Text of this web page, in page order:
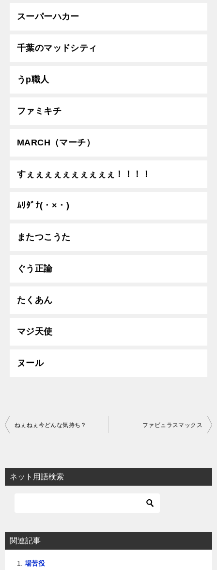
スーパーハカー
千葉のマッドシティ
うp職人
ファミキチ
MARCH（マーチ）
すぇぇぇぇぇぇぇぇぇぇ！！！！
ﾑﾘﾀﾞﾅ(・×・)
またつこうた
ぐう正論
たくあん
マジ天使
ヌール
投
ビ
ゲ
ョ
ン
ねぇねぇ今どんな気持ち？ ファビュラスマックス
ネット用語検索
関連記事
場苦役